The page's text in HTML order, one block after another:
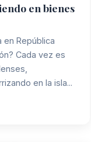
en bienes
en República
Cada vez es
en la isla...